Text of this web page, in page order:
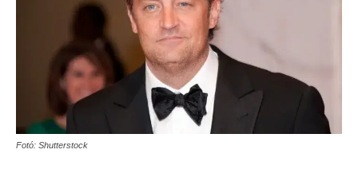
Fotó: Shutterstock